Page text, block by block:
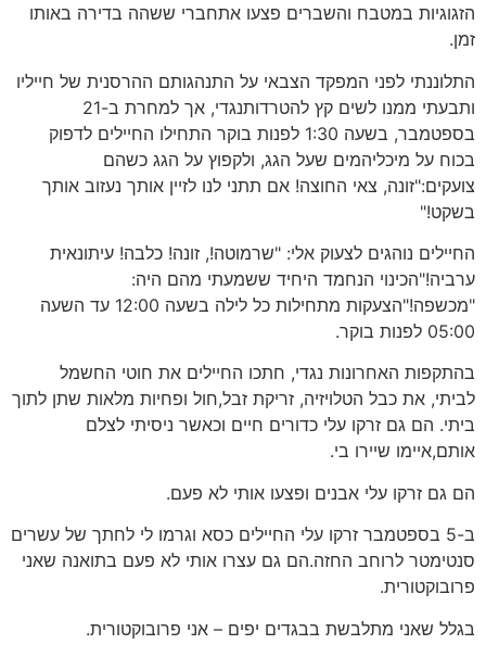
הזגוגיות במטבח והשברים פצעו אתחברי ששהה בדירה באותו
זמן.
התלוננתי לפני המפקד הצבאי על התנהגותם ההרסנית של חייליו
ותבעתי ממנו לשים קץ להטרדותנגדי, אך למחרת ב-21
בספטמבר, בשעה 1:30 לפנות בוקר התחילו החיילים לדפוק
בכוח על מיכליהמים שעל הגג, ולקפוץ על הגג כשהם
צועקים:"זונה, צאי החוצה! אם תתני לנו לזיין אותך נעזוב אותך
בשקט!"
החיילים נוהגים לצעוק אלי: "שרמוטה!, זונה! כלבה! עיתונאית
ערביה!"הכינוי הנחמד היחיד ששמעתי מהם היה:
"מכשפה!"הצעקות מתחילות כל לילה בשעה 12:00 עד השעה
05:00 לפנות בוקר.
בהתקפות האחרונות נגדי, חתכו החיילים את חוטי החשמל
לביתי, את כבל הטלויזיה, זריקת זבל,חול ופחיות מלאות שתן לתוך
ביתי. הם גם זרקו עלי כדורים חיים וכאשר ניסיתי לצלם
אותם,איימו שיירו בי.
הם גם זרקו עלי אבנים ופצעו אותי לא פעם.
ב-5 בספטמבר זרקו עלי החיילים כסא וגרמו לי לחתך של עשרים
סנטימטר לרוחב החזה.הם גם עצרו אותי לא פעם בתואנה שאני
פרובוקטורית.
בגלל שאני מתלבשת בבגדים יפים – אני פרובוקטורית.